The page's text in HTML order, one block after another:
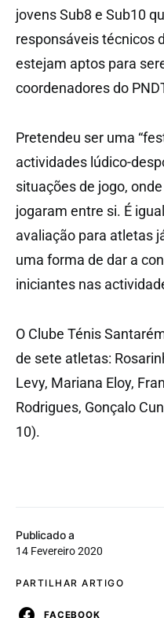
Publicado a
14 Fevereiro 2020
PARTILHAR ARTIGO
FACEBOOK
jovens Sub8 e Sub10
responsáveis técnicos
estejam aptos para
coordenadores do
Pretendeu ser uma
actividades lúdico-
situações de jogo,
jogaram entre si. É
avaliação para atletas
uma forma de dar a
iniciantes nas
O Clube Ténis
de sete atletas:
Levy, Mariana Eloy,
Rodrigues, Gonçalo
10).